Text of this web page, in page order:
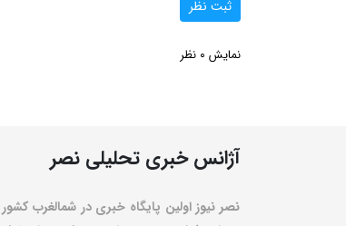
ثبت نظر
نمایش 0 نظر
آژانس خبری تحلیلی نصر
نصر نیوز اولین پایگاه خبری در شمالغرب